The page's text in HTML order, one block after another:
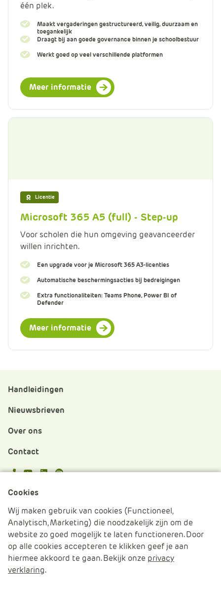
één plek.
Maakt vergaderingen gestructureerd, veilig, duurzaam en
toegankelijk
Draagt bij aan goede governance binnen je schoolbestuur
Werkt goed op veel verschillende platformen
Meer informatie
Licentie
Microsoft 365 A5 (full) - Step-up
Voor scholen die hun omgeving geavanceerder
willen inrichten.
Een upgrade voor je Microsoft 365 A3-licenties
Automatische beschermingsacties bij bedreigingen
Extra functionaliteiten: Teams Phone, Power BI of
Defender
Meer informatie
Handleidingen
Nieuwsbrieven
Over ons
Contact
Cookies beheren
Cookie verklaring
Algemene voorwaarden
Disclaimer & Privacy
Cookies
Wij maken gebruik van cookies (Functioneel,
Analytisch, Marketing) die noodzakelijk zijn om de
website zo goed mogelijk te laten functioneren. Door
op alle cookies accepteren te klikken geef je aan
hiermee akkoord te gaan. Bekijk onze privacy
verklaring.